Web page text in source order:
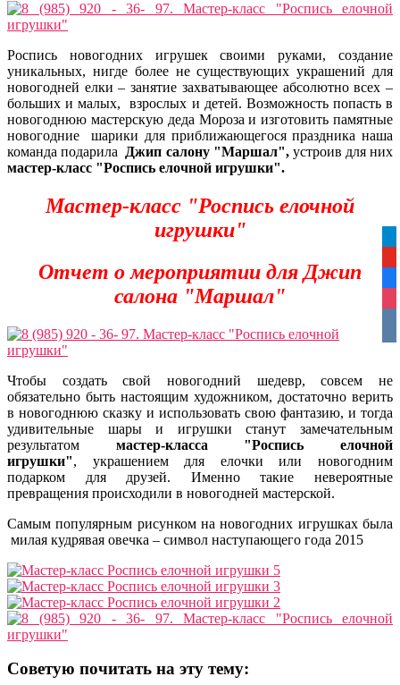
Роспись новогодних игрушек своими руками, создание
уникальных, нигде более не существующих украшений для
новогодней елки – занятие захватывающее абсолютно всех –
больших и малых, взрослых и детей. Возможность попасть в
новогоднюю мастерскую деда Мороза и изготовить памятные
новогодние шарики для приближающегося праздника наша
команда подарила Джип салону "Маршал", устроив для них
мастер-класс "Роспись елочной игрушки".
Мастер-класс "Роспись елочной
игрушки"
Отчет о мероприятии для Джип
салона "Маршал"
Чтобы создать свой новогодний шедевр, совсем не
обязательно быть настоящим художником, достаточно верить
в новогоднюю сказку и использовать свою фантазию, и тогда
удивительные шары и игрушки станут замечательным
результатом мастер-класса "Роспись елочной
игрушки", украшением для елочки или новогодним
подарком для друзей. Именно такие невероятные
превращения происходили в новогодней мастерской.
Самым популярным рисунком на новогодних игрушках была
милая кудрявая овечка – символ наступающего года 2015
Советую почитать на эту тему: